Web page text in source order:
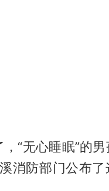
“无心睡眠”的
消防部门公布了